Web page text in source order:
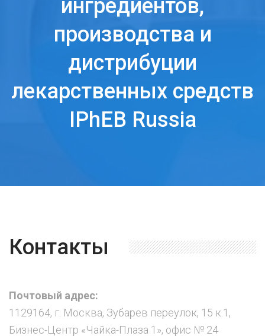
ингредиентов,
производства и
дистрибуции
лекарственных средств
IPhEB Russia
Контакты
Почтовый адрес:
1129164, г. Москва, Зубарев переулок, 15 к.1,
Бизнес-Центр «Чайка-Плаза 1», офис № 24